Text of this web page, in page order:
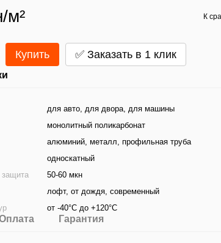
м² К
Купить ✅ Заказать в 1 клик
для авто, для двора, для машины
монолитный поликарбонат
алюминий, металл, профильная труба
односкатный
защита
50-60 мкн
лофт, от дождя, современный
от -40°С до +120°C
Гарантия